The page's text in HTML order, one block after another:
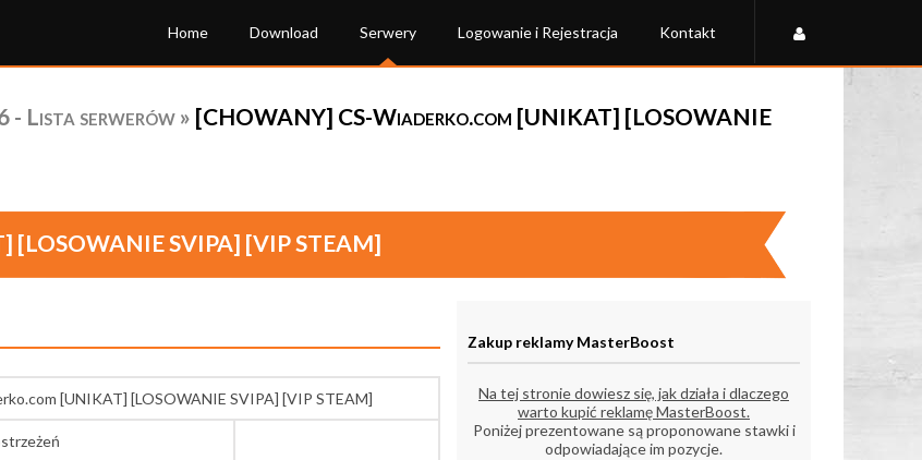
Home Download Serwery Logowanie i Rejestracja Kontakt
- Lista serwerów » [CHOWANY] CS-Wiaderko.com [UNIKAT] [LOSOWANIE
[LOSOWANIE SVIPA] [VIP STEAM]
[UNIKAT] [LOSOWANIE SVIPA] [VIP STEAM]
Zakup reklamy MasterBoost
Na tej stronie dowiesz się, jak działa i dlaczego
warto kupić reklamę MasterBoost.
Poniżej prezentowane są proponowane stawki i
odpowiadające im pozycje.